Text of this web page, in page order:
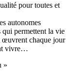
pour toutes et
autonomes
qui permettent la vie
œuvrent chaque jour
vivre…
»